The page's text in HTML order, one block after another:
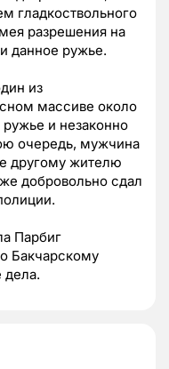
гладкоствольного
разрешения на
данное ружье.
из
массиве около
и незаконно
очередь, мужчина
другому жителю
добровольно сдал
Парбиг
Бакчарскому
дела.